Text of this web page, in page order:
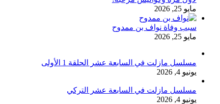
مايو 25, 2026
سبب وفاة نواف بن ممدوح
مايو 25, 2026
مسلسل مازلت في السابعة عشر الحلقة 1 الأولى
يونيو 4, 2026
مسلسل مازلت في السابعة عشر التركي
يونيو 4, 2026